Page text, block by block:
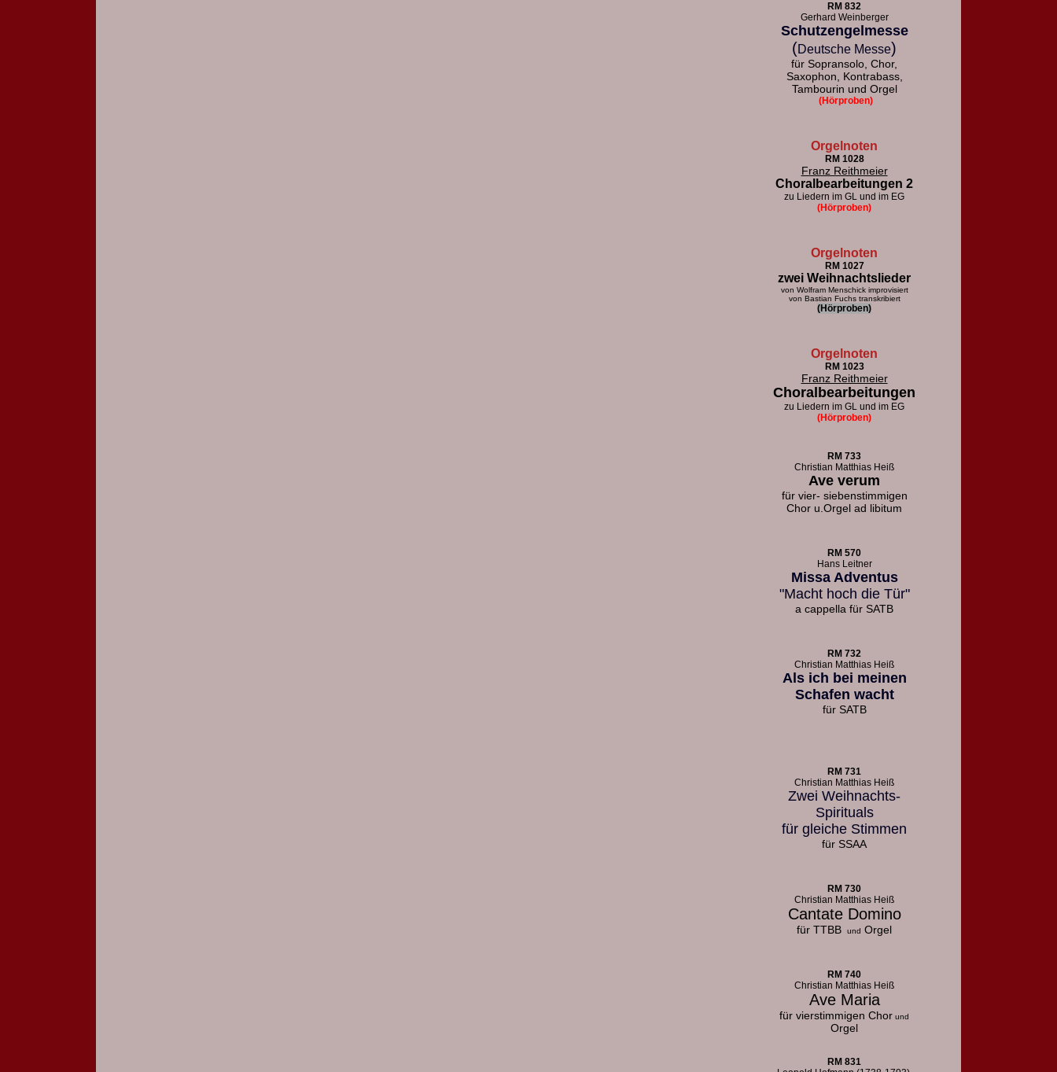
RM 832
Gerhard Weinberger
Schutzengelmesse
(Deutsche Messe)
für Sopransolo, Chor,
Saxophon, Kontrabass,
Tambourin und Orgel
(Hörproben)
Orgelnoten
RM 1028
Franz Reithmeier
Choralbearbeitungen 2
zu Liedern im GL und im EG
(Hörproben)
Orgelnoten
RM 1027
zwei Weihnachtslieder
von Wolfram Menschick improvisiert
von Bastian Fuchs transkribiert
(Hörproben)
Orgelnoten
RM 1023
Franz Reithmeier
Choralbearbeitungen
zu Liedern im GL und im EG
(Hörproben)
RM 733
Christian Matthias Heiß
Ave verum
für vier- siebenstimmigen
Chor u. Orgel ad libitum
RM 570
Hans Leitner
Missa Adventus
"Macht hoch die Tür"
a cappella für SATB
RM 732
Christian Matthias Heiß
Als ich bei meinen
Schafen wacht
für SATB
RM 731
Christian Matthias Heiß
Zwei Weihnachts-
Spirituals
für gleiche Stimmen
für SSAA
RM 730
Christian Matthias Heiß
Cantate Domino
für TTBB und Orgel
RM 740
Christian Matthias Heiß
Ave Maria
für vierstimmigen Chor und
Orgel
RM 831